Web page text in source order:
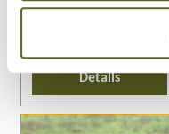
13 - 16 Tage
Details